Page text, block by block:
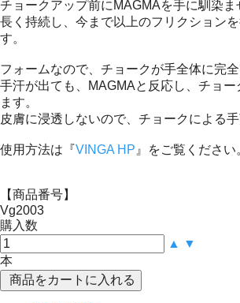
チョークアップ前にMAGMAを手に馴染
長く持続し、今まで以上のフリクション
す。
フォームなので、チョークが手全体に完全
手汗が出ても、MAGMAと反応し、チョー
ます。
皮膚に浸透しないので、チョークによる手
使用方法は『VINGA HP 』をご覧ください
【商品番号】
Vg2003
購入数
▲
▼
本